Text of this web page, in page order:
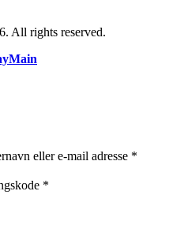
All rights reserved.
eller e-mail adresse *
*